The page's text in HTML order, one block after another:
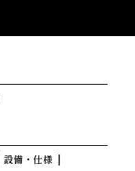
設備・仕様